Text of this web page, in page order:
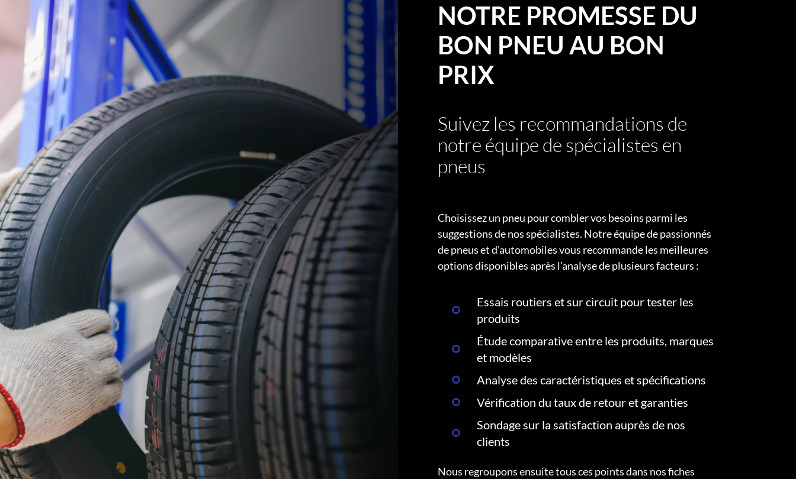
NOTRE PROMESSE DU
BON PNEU AU BON
PRIX
Suivez les recommandations de
notre équipe de spécialistes en
pneus
Choisissez un pneu pour combler vos besoins parmi les
suggestions de nos spécialistes. Notre équipe de passionnés
de pneus et d’automobiles vous recommande les meilleures
options disponibles après l’analyse de plusieurs facteurs :
Essais routiers et sur circuit pour tester les
produits
Étude comparative entre les produits, marques
et modèles
Analyse des caractéristiques et spécifications
Vérification du taux de retour et garanties
Sondage sur la satisfaction auprès de nos
clients
Nous regroupons ensuite tous ces points dans nos fiches